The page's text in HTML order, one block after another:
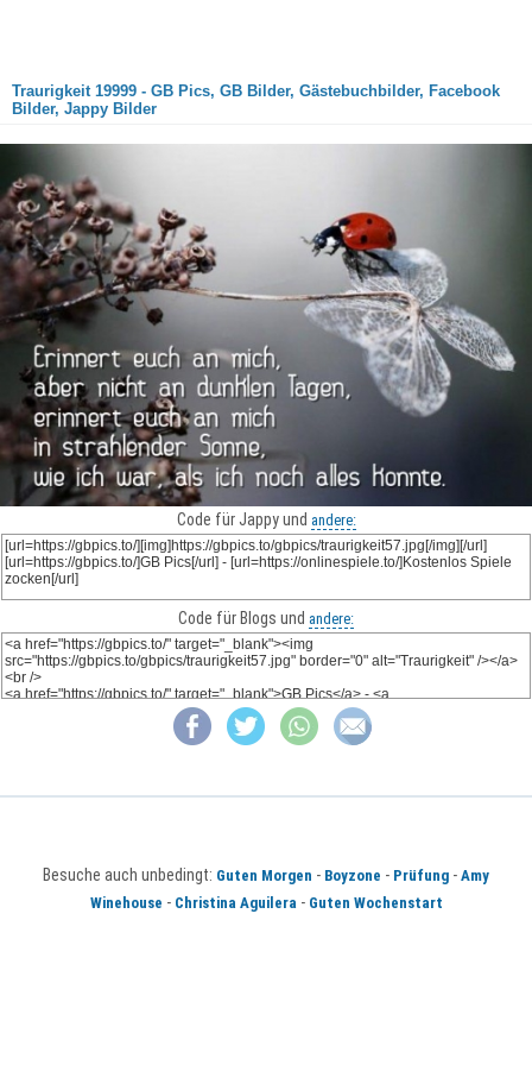
Traurigkeit 19999 - GB Pics, GB Bilder, Gästebuchbilder, Facebook
Bilder, Jappy Bilder
Code für Jappy und andere:
Code für Blogs und andere:
Besuche auch unbedingt: Guten Morgen - Boyzone - Prüfung - Amy
Winehouse - Christina Aguilera - Guten Wochenstart